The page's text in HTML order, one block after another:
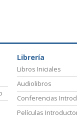
Librería
Libros Iniciales
Audiolibros
Conferencias
Películas